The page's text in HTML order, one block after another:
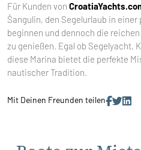
Für Kunden von
Šangulin, den Segelurlaub in
beginnen und dennoch die
zu genießen. Egal ob Segelyacht,
diese Marina bietet die perfekte
nautischer Tradition.
Mit Deinen Freunden teilen